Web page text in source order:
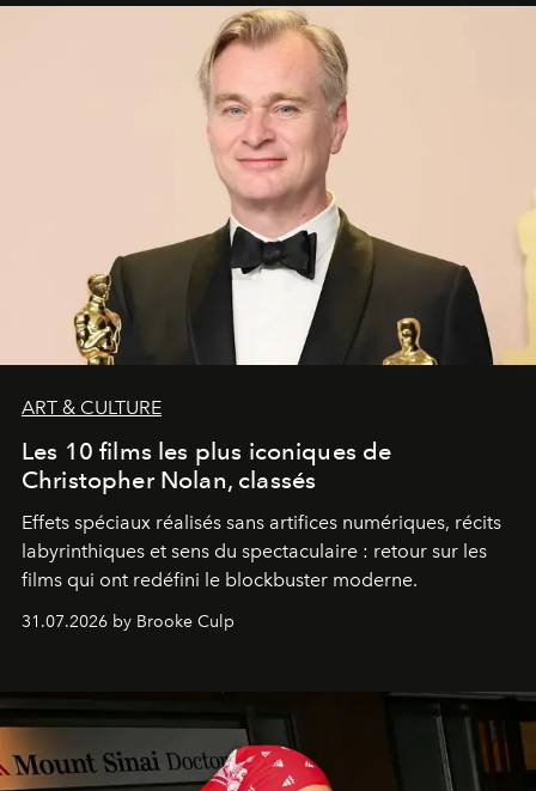
ART & CULTURE
Les 10 films les plus iconiques de
Christopher Nolan, classés
Effets spéciaux réalisés sans artifices numériques, récits
labyrinthiques et sens du spectaculaire : retour sur les
films qui ont redéfini le blockbuster moderne.
31.07.2026 by Brooke Culp